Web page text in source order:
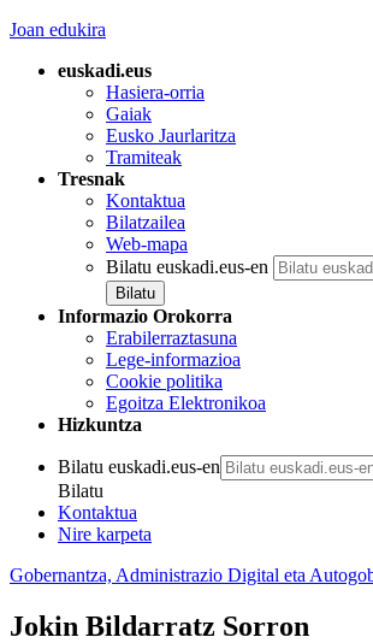
Joan edukira
euskadi.eus
Hasiera-orria
Gaiak
Eusko Jaurlaritza
Tramiteak
Tresnak
Kontaktua
Bilatzailea
Web-mapa
Bilatu euskadi.eus-en
Informazio Orokorra
Erabilerraztasuna
Lege-informazioa
Cookie politika
Egoitza Elektronikoa
Hizkuntza
Bilatu euskadi.eus-en
Bilatu
Kontaktua
Nire karpeta
Gobernantza, Administrazio Digital eta
Jokin Bildarratz Sorron